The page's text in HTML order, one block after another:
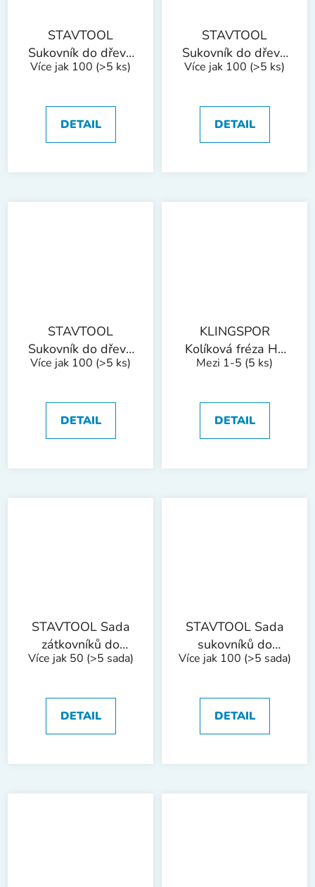
STAVTOOL
Sukovník do dřeva
s SK plátky | 40
Více jak 100 (>5 ks)
DETAIL
STAVTOOL
Sukovník do dřeva
s SK plátky | 45
Více jak 100 (>5 ks)
DETAIL
STAVTOOL
Sukovník do dřeva
s SK plátky | 50
Více jak 100 (>5 ks)
DETAIL
KLINGSPOR
Kolíková fréza HF
100 C | 12,7x25x6
Mezi 1-5 (5 ks)
DETAIL
STAVTOOL Sada
zátkovníků do
dřeva 5 dílů | 15-
Více jak 50 (>5 sada)
DETAIL
STAVTOOL Sada
sukovníků do
dřeva 5 dílů | 15-
box
Více jak 100 (>5 sada)
DETAIL